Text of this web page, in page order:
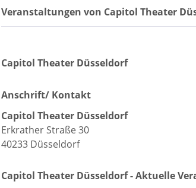
Veranstaltungen von Capitol Theater
Capitol Theater Düsseldorf
Anschrift/ Kontakt
Capitol Theater Düsseldorf
Erkrather Straße 30
40233 Düsseldorf
Capitol Theater Düsseldorf - Aktuelle